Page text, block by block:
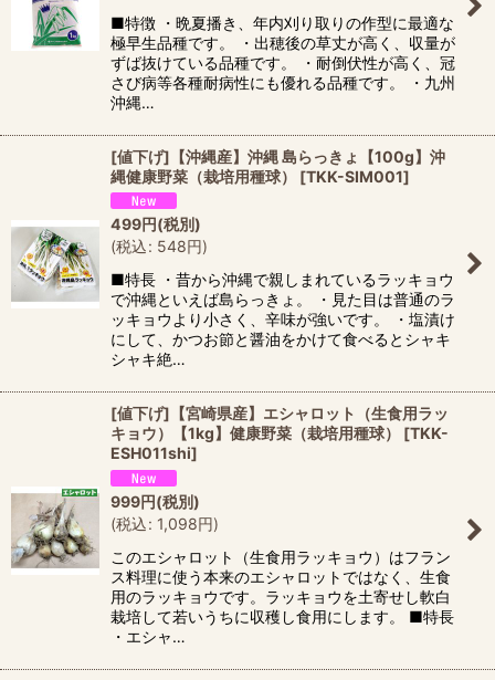
■特徴 ・晩夏播き、年内刈り取りの作型に最適な
極早生品種です。 ・出穂後の草丈が高く、収量が
ずば抜けている品種です。 ・耐倒伏性が高く、冠
さび病等各種耐病性にも優れる品種です。 ・九州
沖縄…
[値下げ]【沖縄産】沖縄 島らっきょ【100g】沖
縄健康野菜（栽培用種球）
[TKK-SIM001]
499円(税別)
(税込: 548円)
■特長 ・昔から沖縄で親しまれているラッキョウ
で沖縄といえば島らっきょ。 ・見た目は普通のラ
ッキョウより小さく、辛味が強いです。 ・塩漬け
にして、かつお節と醤油をかけて食べるとシャキ
シャキ絶…
[値下げ]【宮崎県産】エシャロット（生食用ラッ
キョウ）【1kg】健康野菜（栽培用種球）
[TKK-
ESH011shi]
999円(税別)
(税込: 1,098円)
このエシャロット（生食用ラッキョウ）はフラン
ス料理に使う本来のエシャロットではなく、生食
用のラッキョウです。ラッキョウを土寄せし軟白
栽培して若いうちに収穫し食用にします。 ■特長
・エシャ…